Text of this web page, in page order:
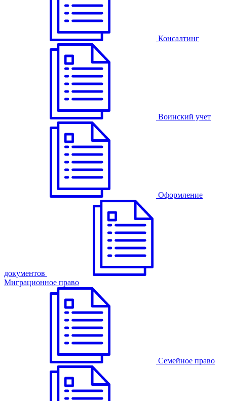
Консалтинг
Воинский учет
Оформление
документов
Миграционное право
Семейное право